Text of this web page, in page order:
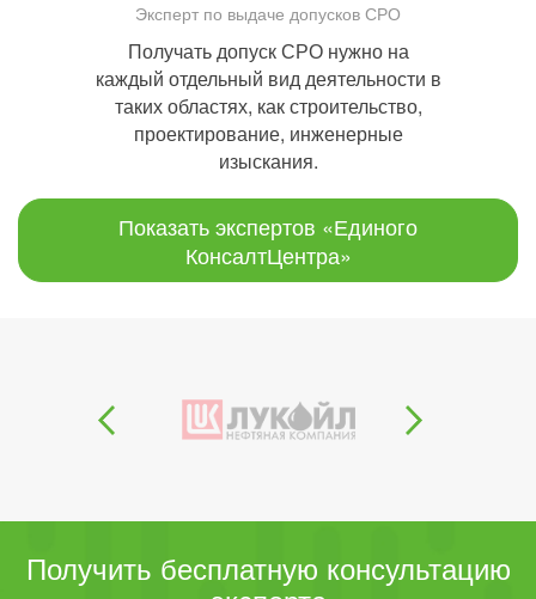
Эксперт по выдаче допусков СРО
Получать допуск СРО нужно на
каждый отдельный вид деятельности в
таких областях, как строительство,
проектирование, инженерные
изыскания.
Показать экспертов «Единого
КонсалтЦентра»
Получить бесплатную консультацию